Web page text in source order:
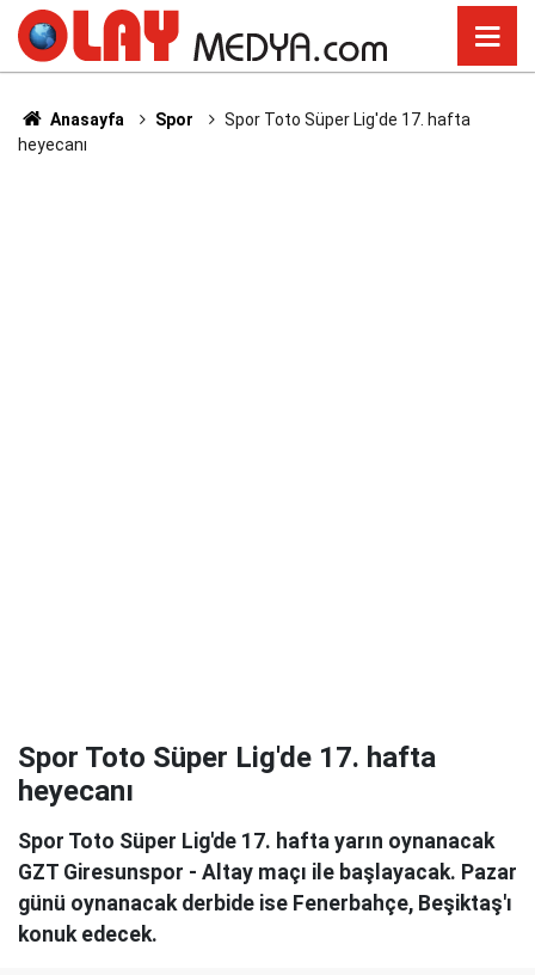
Anasayfa Spor
Spor Toto Süper Lig'de 17. hafta
heyecanı
Spor Toto Süper Lig'de 17. hafta
heyecanı
Spor Toto Süper Lig'de 17. hafta yarın oynanacak
GZT Giresunspor - Altay maçı ile başlayacak. Pazar
günü oynanacak derbide ise Fenerbahçe, Beşiktaş'ı
konuk edecek.